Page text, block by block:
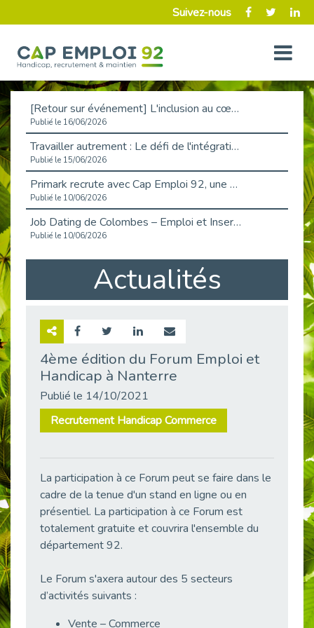
Suivez-nous
[Retour sur événement] L'inclusion au cœur de la Place de l'Emploi à La Défense !
Publié le 16/06/2026
Travailler autrement : Le défi de l'intégration des maladies chroniques en entreprise
Publié le 15/06/2026
Primark recrute avec Cap Emploi 92, une matinée couronnée de succès !
Publié le 10/06/2026
Job Dating de Colombes – Emploi et Insertion
Publié le 10/06/2026
Aborder l'entretien et la situation de handicap en toute confiance
Publié le 09/06/2026
Retour sur l’atelier « Optimiser sa recherche d’emploi »
Publié le 30/05/2026
Publié le 21/05/2026
L’alternance : un levier stratégique pour recruter et inclure durablement
Publié le 18/05/2026
Publié le 12/05/2026
Actualités
4ème édition du Forum Emploi et
Handicap à Nanterre
Publié le 14/10/2021
Recrutement Handicap Commerce
La participation à ce Forum peut se faire dans le
cadre de la tenue d'un stand en ligne ou en
présentiel. La participation à ce Forum est
totalement gratuite et couvrira l'ensemble du
département 92.
Le Forum s'axera autour des 5 secteurs
d’activités suivants :
Vente – Commerce